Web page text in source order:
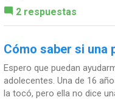
2 respuestas
Cómo saber si una
Espero que puedan
adolecentes. Una de 16
la tocó, pero ella no dice